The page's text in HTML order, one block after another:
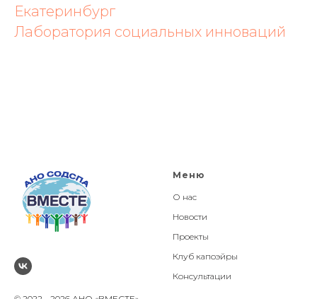
Екатеринбург
Лаборатория социальных инноваций
Меню
О нас
Новости
Проекты
Клуб капоэйры
Консультации